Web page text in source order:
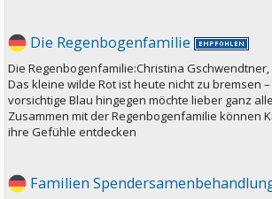
Die Regenbogenfamilie
Die Regenbogenfamilie:Christina Gschwendtner,
Das kleine wilde Rot ist heute nicht zu bremsen
vorsichtige Blau hingegen möchte lieber ganz
Zusammen mit der Regenbogenfamilie können
ihre Gefühle entdecken
Familien